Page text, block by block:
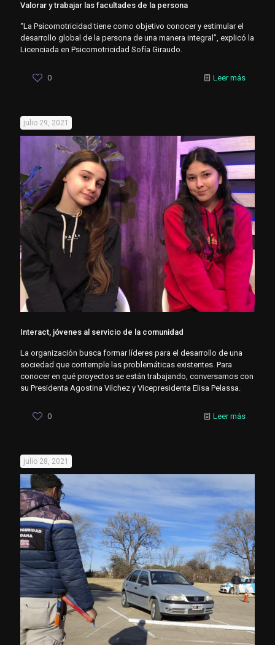
Valorar y trabajar las facultades de la persona
“La Psicomotricidad tiene como objetivo conocer y estimular el
desarrollo global de la persona de una manera integral”, explicó la
Licenciada en Psicomotricidad Sofía Giraudo.
0 Leer más
julio 29, 2021
Interact, jóvenes al servicio de la comunidad
La organización busca formar líderes para el desarrollo de una
sociedad que contemple las problemáticas existentes. Para
conocer en qué proyectos se están trabajando, conversamos con
su Presidenta Agostina Vilchez y Vicepresidenta Elisa Pelassa.
0 Leer más
julio 28, 2021